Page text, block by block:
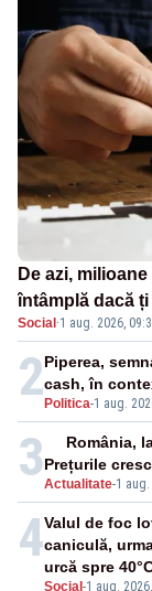
De azi,
întâmplă dacă
Social ·1 aug. 2026,
2 Politica-1 aug.
Piperea,
cash, în
3Actualitate-1
România,
Prețurile
4
Social -1 aug.
Valul de foc
caniculă,
urcă spre